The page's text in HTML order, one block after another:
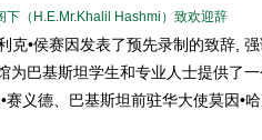
下（H.E.Mr.Khalil Hashmi）致欢迎辞
•侯赛因发表了预先录制的致辞,
巴基斯坦学生和专业人士提供了
义德、巴基斯坦前驻华大使莫因•